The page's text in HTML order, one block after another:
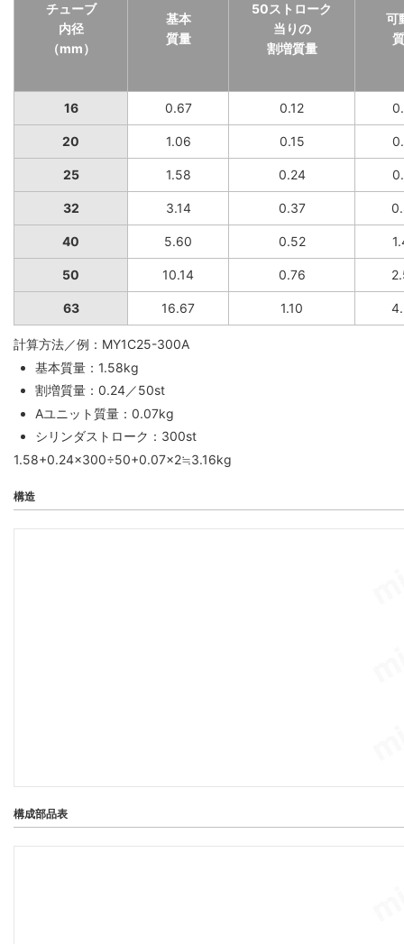
チューブ
内径
（mm）
基本
質量
50ストローク
当りの
割増質量
可
16 0.67 0.12
20 1.06 0.15
25 1.58 0.24
32 3.14 0.37
40 5.60 0.52
50 10.14 0.76
63 16.67 1.10
計算方法／例：MY1C25-300A
基本質量：1.58kg
割増質量：0.24／50st
Aユニット質量：0.07kg
シリンダストローク：300st
1.58+0.24×300÷50+0.07×2≒3.16kg
構造
構成部品表